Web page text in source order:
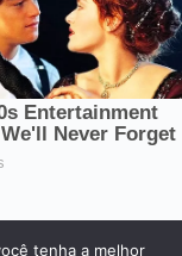
tenha a melhor